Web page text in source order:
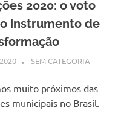
2020: o voto
instrumento de
SSPS BRASIL
SEM CATEGORIA
muito próximos das
municipais no Brasil.